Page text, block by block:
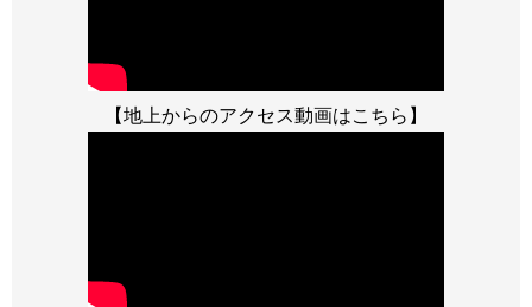
【地上からのアクセス動画はこちら】